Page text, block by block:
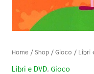
Home/ Shop/Gioco / Libri
Libri e DVD, Gioco